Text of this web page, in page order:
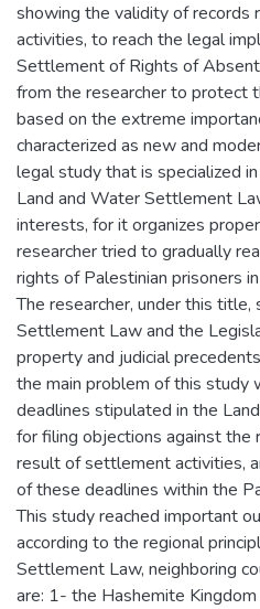
showing the validity of
activities, to reach the legal
Settlement of Rights of
from the researcher to protect
based on the extreme
characterized as new and
legal study that is specialized
Land and Water Settlement
interests, for it organizes
researcher tried to gradually
rights of Palestinian prisoners
The researcher, under this
Settlement Law and the
property and judicial
the main problem of this study
deadlines stipulated in the
for filing objections against the
result of settlement activities,
of these deadlines within the
This study reached important
according to the regional
Settlement Law, neighboring
are: 1- the Hashemite